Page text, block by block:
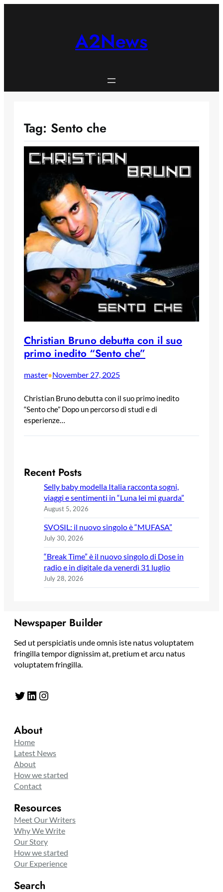
A2News
Tag: Sento che
Christian Bruno debutta con il suo
primo inedito “Sento che”
master•November 27, 2025
Christian Bruno debutta con il suo primo inedito
“Sento che” Dopo un percorso di studi e di
esperienze…
Recent Posts
Selly baby modella Italia racconta sogni,
viaggi e sentimenti in “Luna lei mi guarda”
August 5, 2026
SVOSIL: il nuovo singolo è “MUFASA”
July 30, 2026
“Break Time” è il nuovo singolo di Dose in
radio e in digitale da venerdì 31 luglio
July 28, 2026
Newspaper Builder
Sed ut perspiciatis unde omnis iste natus voluptatem
fringilla tempor dignissim at, pretium et arcu natus
voluptatem fringilla.
Twitter LinkedIn Instagram
About
Home
Latest News
About
How we started
Contact
Resources
Meet Our Writers
Why We Write
Our Story
How we started
Our Experience
Search